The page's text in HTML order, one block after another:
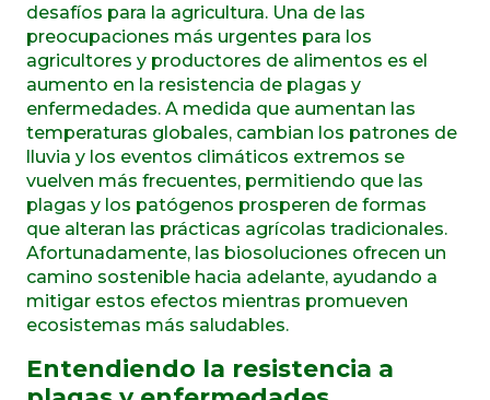
desafíos para la agricultura. Una de las
preocupaciones más urgentes para los
agricultores y productores de alimentos es el
aumento en la resistencia de plagas y
enfermedades. A medida que aumentan las
temperaturas globales, cambian los patrones de
lluvia y los eventos climáticos extremos se
vuelven más frecuentes, permitiendo que las
plagas y los patógenos prosperen de formas
que alteran las prácticas agrícolas tradicionales.
Afortunadamente, las biosoluciones ofrecen un
camino sostenible hacia adelante, ayudando a
mitigar estos efectos mientras promueven
ecosistemas más saludables.
Entendiendo la resistencia a